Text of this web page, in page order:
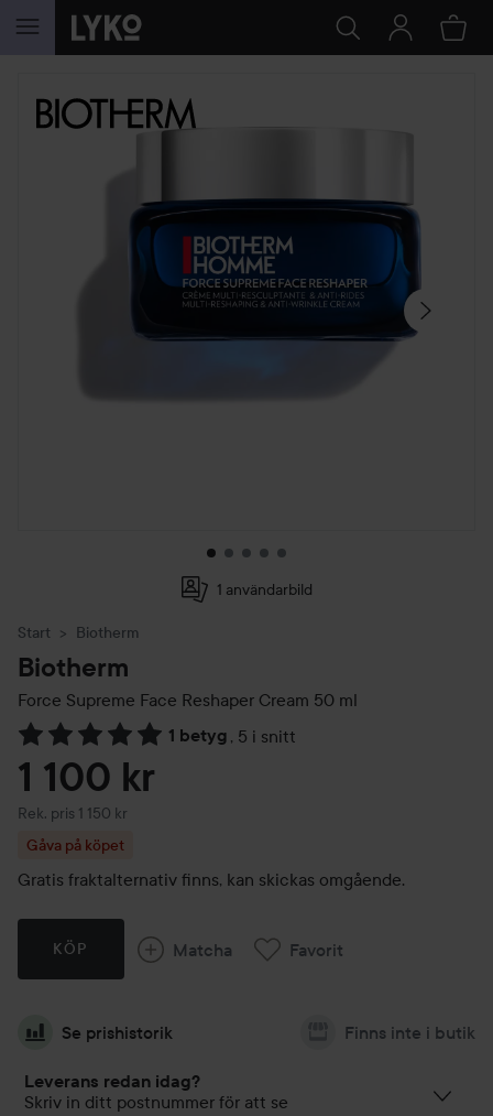
HOPPA TILL INNEHÅLLET
HOPPA ÖVER SEKTIONEN
1 användarbild
Start Biotherm
Biotherm
Force Supreme Face Reshaper Cream 50 ml
1 betyg , 5 i snitt
Hoppa till Betyg & kommentarer
1 100 kr
Rek. pris 1 150 kr
Rekommenderat pris 1 150 kr
Gåva på köpet
Gratis fraktalternativ finns, kan skickas omgående.
KÖP Matcha Favorit
Se prishistorik Finns inte i butik
Leverans redan idag?
Skriv in ditt postnummer för att se